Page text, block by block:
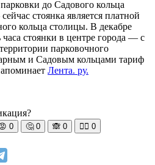
до Садового кольца
стоянка является платной
кольца столицы. В декабре
стоянки в центре города — с
парковочного
и Садовым кольцами тариф
Лента. ру.
0 🤔 0 🙈 0 🧘‍♀️ 0